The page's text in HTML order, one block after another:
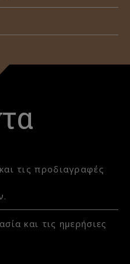
τις προδιαγραφές
και τις ημερήσιες